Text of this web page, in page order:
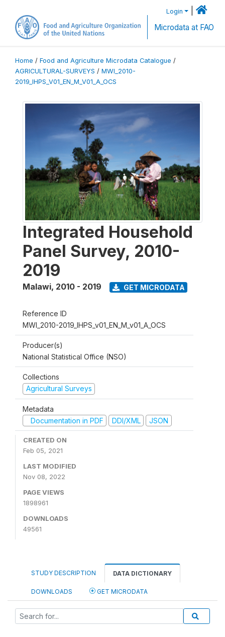
Login
Microdata at FAO
Home / Food and Agriculture Microdata Catalogue /
AGRICULTURAL-SURVEYS / MWI_2010-
2019_IHPS_V01_EN_M_V01_A_OCS
Integrated Household
Panel Survey, 2010-
2019
Malawi, 2010 - 2019 GET MICRODATA
Reference ID
MWI_2010-2019_IHPS_v01_EN_M_v01_A_OCS
Producer(s)
National Statistical Office (NSO)
Collections
Agricultural Surveys
Metadata
Documentation in PDF
DDI/XML JSON
CREATED ON
Feb 05, 2021
LAST MODIFIED
Nov 08, 2022
PAGE VIEWS
1898961
DOWNLOADS
49561
STUDY DESCRIPTION DATA DICTIONARY
DOWNLOADS GET MICRODATA